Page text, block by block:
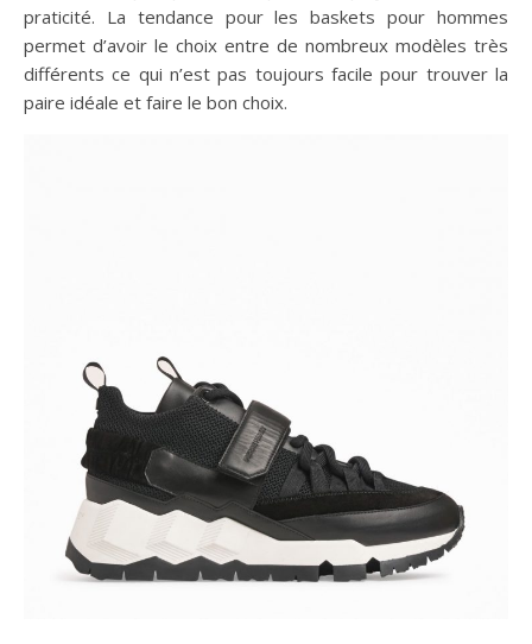
praticité. La tendance pour les baskets pour hommes
permet d’avoir le choix entre de nombreux modèles très
différents ce qui n’est pas toujours facile pour trouver la
paire idéale et faire le bon choix.